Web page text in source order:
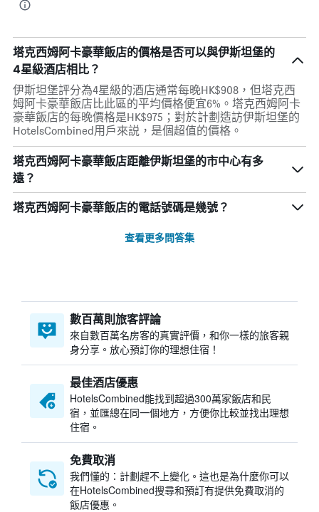
塔克西姆阿卡豪華飯店的價格是否可以與伊斯坦堡的
4星級酒店相比？
伊斯坦堡評分為4星級的酒店通常每晚HK$908，但塔克西
姆阿卡豪華飯店比此區的平均價格便宜6%。塔克西姆阿卡
豪華飯店的每晚價格是HK$975；對於計劃造訪伊斯坦堡的
HotelsCombined用戶來説，是個超值的價格。
塔克西姆阿卡豪華飯店距離伊斯坦堡的市中心有多
遠？
塔克西姆阿卡豪華飯店的電話號碼是幾號？
查看更多問答集
數百萬則旅客評論
來自數百萬名房客的真實評價，和你一樣的旅客親
身分享。放心預訂你的理想住宿！
最佳酒店優惠
HotelsCombined​能找到超過300萬家飯店和民
宿，並匯總在同一個地方，方便你比較並找出理想
住宿。
免費取消
我們懂的：計劃趕不上變化。這也是為什麼你可以
在HotelsCombined搜尋和預訂有提供免費取消的
飯店優惠。